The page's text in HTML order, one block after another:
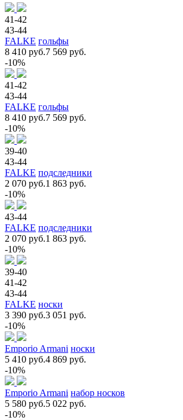
41-42
43-44
FALKE гольфы
8 410 руб.7 569 руб.
-10%
41-42
43-44
FALKE гольфы
8 410 руб.7 569 руб.
-10%
39-40
43-44
FALKE подследники
2 070 руб.1 863 руб.
-10%
43-44
FALKE подследники
2 070 руб.1 863 руб.
-10%
39-40
41-42
43-44
FALKE носки
3 390 руб.3 051 руб.
-10%
Emporio Armani носки
5 410 руб.4 869 руб.
-10%
Emporio Armani набор носков
5 580 руб.5 022 руб.
-10%